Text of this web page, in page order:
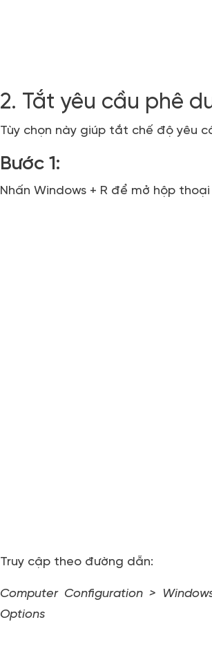
2. Tắt yêu cầu phê
Tùy chọn này giúp tắt chế độ yêu
Bước 1:
NhấnWindows + R để mở hộp thoại
Truy cập theo đường dẫn:
Computer Configuration >
Options